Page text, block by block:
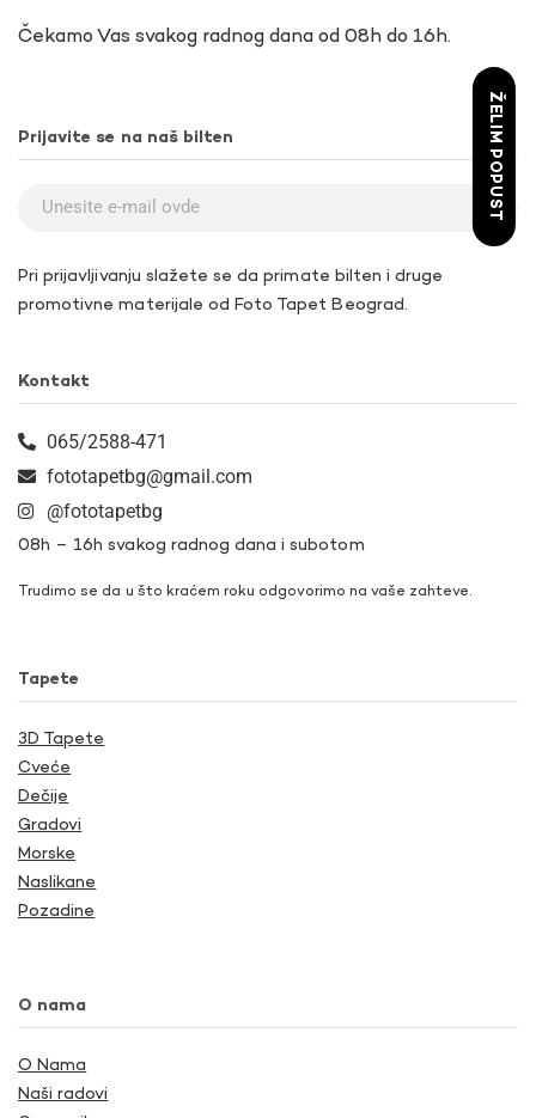
Čekamo Vas svakog radnog dana od 08h do 16h.
Prijavite se na naš bilten
Pri prijavljivanju slažete se da primate bilten i druge
promotivne materijale od Foto Tapet Beograd.
Kontakt
065/2588-471
fototapetbg@gmail.com
@fototapetbg
08h – 16h svakog radnog dana i subotom
Trudimo se da u što kraćem roku odgovorimo na vaše zahteve.
Tapete
3D Tapete
Cveće
Dečije
Gradovi
Morske
Naslikane
Pozadine
O nama
O Nama
Naši radovi
ŽELIM POPUST